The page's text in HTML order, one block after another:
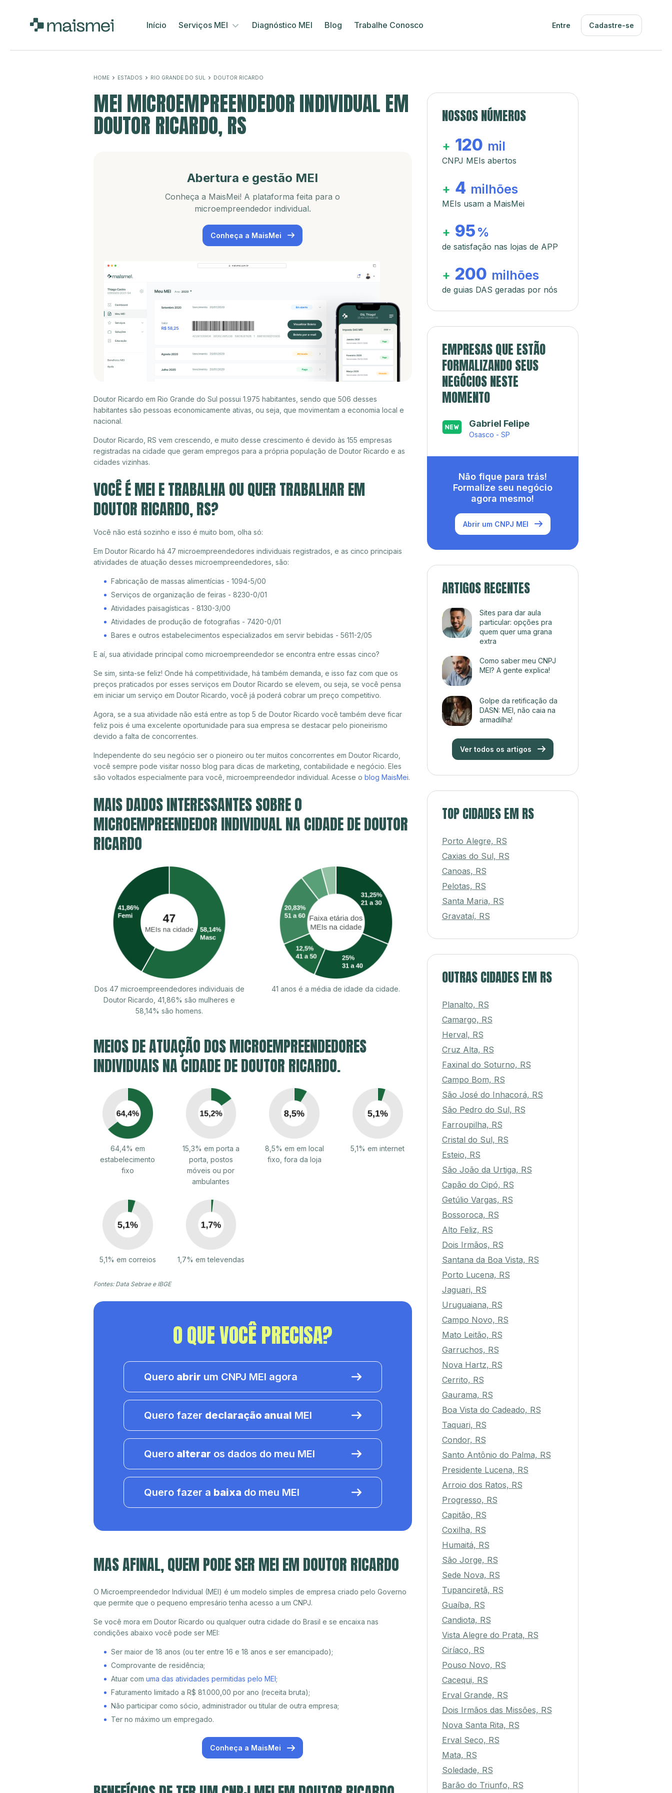
Início Serviços MEI Diagnóstico MEI Blog Trabalhe Conosco Entre Cadastre-se
HOME ESTADOS RIO GRANDE DO SUL DOUTOR RICARDO
MEI MICROEMPREENDEDOR INDIVIDUAL EM
DOUTOR RICARDO, RS
Abertura e gestão MEI
Conheça a MaisMei! A plataforma feita para o
microempreendedor individual.
Conheça a MaisMei
Doutor Ricardo em Rio Grande do Sul possui 1.975 habitantes, sendo que 506 desses
habitantes são pessoas economicamente ativas, ou seja, que movimentam a economia local e
nacional.
Doutor Ricardo, RS vem crescendo, e muito desse crescimento é devido às 155 empresas
registradas na cidade que geram empregos para a própria população de Doutor Ricardo e as
cidades vizinhas.
VOCÊ É MEI E TRABALHA OU QUER TRABALHAR EM
DOUTOR RICARDO, RS?
Você não está sozinho e isso é muito bom, olha só:
Em Doutor Ricardo há 47 microempreendedores individuais registrados, e as cinco principais
atividades de atuação desses microempreendedores, são:
Fabricação de massas alimentícias - 1094-5/00
Serviços de organização de feiras - 8230-0/01
Atividades paisagísticas - 8130-3/00
Atividades de produção de fotografias - 7420-0/01
Bares e outros estabelecimentos especializados em servir bebidas - 5611-2/05
E aí, sua atividade principal como microempreendedor se encontra entre essas cinco?
Se sim, sinta-se feliz! Onde há competitividade, há também demanda, e isso faz com que os
preços praticados por esses serviços em Doutor Ricardo se elevem, ou seja, se você pensa
em iniciar um serviço em Doutor Ricardo, você já poderá cobrar um preço competitivo.
Agora, se a sua atividade não está entre as top 5 de Doutor Ricardo você também deve ficar
feliz pois é uma excelente oportunidade para sua empresa se destacar pelo pioneirismo
devido a falta de concorrentes.
Independente do seu negócio ser o pioneiro ou ter muitos concorrentes em Doutor Ricardo,
você sempre pode visitar nosso blog para dicas de marketing, contabilidade e negócio. Eles
são voltados especialmente para você, microempreendedor individual. Acesse o blog MaisMei.
MAIS DADOS INTERESSANTES SOBRE O
MICROEMPREENDEDOR INDIVIDUAL NA CIDADE DE DOUTOR
RICARDO
Dos 47 microempreendedores individuais de
Doutor Ricardo, 41,86% são mulheres e
58,14% são homens.
41 anos é a média de idade da cidade.
MEIOS DE ATUAÇÃO DOS MICROEMPREENDEDORES
INDIVIDUAIS NA CIDADE DE DOUTOR RICARDO.
64,4% em
estabelecimento
fixo
15,3% em porta a
porta, postos
móveis ou por
ambulantes
8,5% em em local
fixo, fora da loja
5,1% em internet
5,1% em correios 1,7% em televendas
Fontes: Data Sebrae e IBGE
O QUE VOCÊ PRECISA?
Quero abrir um CNPJ MEI agora
Quero fazer declaração anual MEI
Quero alterar os dados do meu MEI
Quero fazer a baixa do meu MEI
MAS AFINAL, QUEM PODE SER MEI EM DOUTOR RICARDO
O Microempreendedor Individual (MEI) é um modelo simples de empresa criado pelo Governo
que permite que o pequeno empresário tenha acesso a um CNPJ.
Se você mora em Doutor Ricardo ou qualquer outra cidade do Brasil e se encaixa nas
condições abaixo você pode ser MEI:
Ser maior de 18 anos (ou ter entre 16 e 18 anos e ser emancipado);
Comprovante de residência;
Atuar com uma das atividades permitidas pelo MEI;
Faturamento limitado a R$ 81.000,00 por ano (receita bruta);
Não participar como sócio, administrador ou titular de outra empresa;
Ter no máximo um empregado.
Conheça a MaisMei
NOSSOS NÚMEROS
+ 120 mil
CNPJ MEIs abertos
+ 4 milhões
MEIs usam a MaisMei
+ 95 %
de satisfação nas lojas de APP
+ 200 milhões
de guias DAS geradas por nós
EMPRESAS QUE ESTÃO
FORMALIZANDO SEUS
NEGÓCIOS NESTE
MOMENTO
Gabriel Felipe
Osasco - SP
Não fique para trás!
Formalize seu negócio
agora mesmo!
Abrir um CNPJ MEI
ARTIGOS RECENTES
Sites para dar aula
particular: opções pra
quem quer uma grana
extra
Como saber meu CNPJ
MEI? A gente explica!
Golpe da retificação da
DASN: MEI, não caia na
armadilha!
Ver todos os artigos
TOP CIDADES EM RS
Porto Alegre, RS
Caxias do Sul, RS
Canoas, RS
Pelotas, RS
Santa Maria, RS
Gravataí, RS
OUTRAS CIDADES EM RS
Planalto, RS
Camargo, RS
Herval, RS
Cruz Alta, RS
Faxinal do Soturno, RS
Campo Bom, RS
São José do Inhacorá, RS
São Pedro do Sul, RS
Farroupilha, RS
Cristal do Sul, RS
Esteio, RS
São João da Urtiga, RS
Capão do Cipó, RS
Getúlio Vargas, RS
Bossoroca, RS
Alto Feliz, RS
Dois Irmãos, RS
Santana da Boa Vista, RS
Porto Lucena, RS
Jaguari, RS
Uruguaiana, RS
Campo Novo, RS
Mato Leitão, RS
Garruchos, RS
Nova Hartz, RS
Cerrito, RS
Gaurama, RS
Boa Vista do Cadeado, RS
Taquari, RS
Condor, RS
Santo Antônio do Palma, RS
Presidente Lucena, RS
Arroio dos Ratos, RS
Progresso, RS
Capitão, RS
Coxilha, RS
Humaitá, RS
São Jorge, RS
Sede Nova, RS
Tupanciretã, RS
Guaíba, RS
Candiota, RS
Vista Alegre do Prata, RS
Ciríaco, RS
Pouso Novo, RS
Cacequi, RS
Erval Grande, RS
Dois Irmãos das Missões, RS
Nova Santa Rita, RS
Erval Seco, RS
Mata, RS
Soledade, RS
Barão do Triunfo, RS